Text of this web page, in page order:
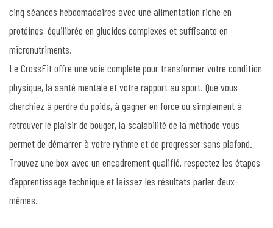
cinq séances hebdomadaires avec une alimentation riche en
protéines, équilibrée en glucides complexes et suffisante en
micronutriments.
Le CrossFit offre une voie complète pour transformer votre condition
physique, la santé mentale et votre rapport au sport. Que vous
cherchiez à perdre du poids, à gagner en force ou simplement à
retrouver le plaisir de bouger, la scalabilité de la méthode vous
permet de démarrer à votre rythme et de progresser sans plafond.
Trouvez une box avec un encadrement qualifié, respectez les étapes
d’apprentissage technique et laissez les résultats parler d’eux-
mêmes.